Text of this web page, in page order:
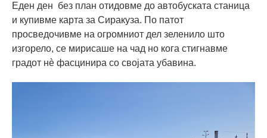
Еден ден без план отидовме до автобуската станица
и купивме карта за Сиракуза. По патот
просведочивме на огромниот дел зеленило што
изгорело, се мирисаше на чад но кога стигнавме
градот нè фасцинира со својата убавина.